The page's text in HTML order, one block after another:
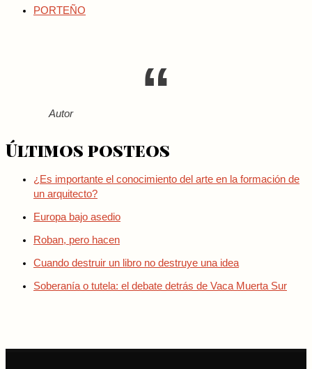
PORTEÑO
Autor
Últimos posteos
¿Es importante el conocimiento del arte en la formación de
un arquitecto?
Europa bajo asedio
Roban, pero hacen
Cuando destruir un libro no destruye una idea
Soberanía o tutela: el debate detrás de Vaca Muerta Sur